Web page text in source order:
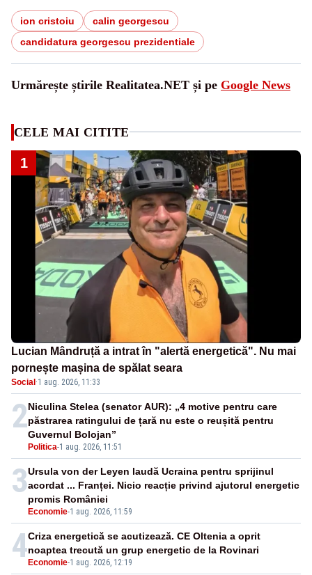
ion cristoiu
calin georgescu
candidatura georgescu prezidentiale
Urmărește știrile Realitatea.NET și pe Google News
CELE MAI CITITE
1
Lucian Mândruță a intrat în "alertă energetică". Nu mai
pornește mașina de spălat seara
Social ·1 aug. 2026, 11:33
2
Politica-1 aug. 2026, 11:51
Niculina Stelea (senator AUR): „4 motive pentru care
păstrarea ratingului de țară nu este o reușită pentru
Guvernul Bolojan”
3
Economie-1 aug. 2026, 11:59
Ursula von der Leyen laudă Ucraina pentru sprijinul
acordat ... Franței. Nicio reacție privind ajutorul energetic
promis României
4 Economie-1 aug. 2026, 12:19
Criza energetică se acutizează. CE Oltenia a oprit
noaptea trecută un grup energetic de la Rovinari